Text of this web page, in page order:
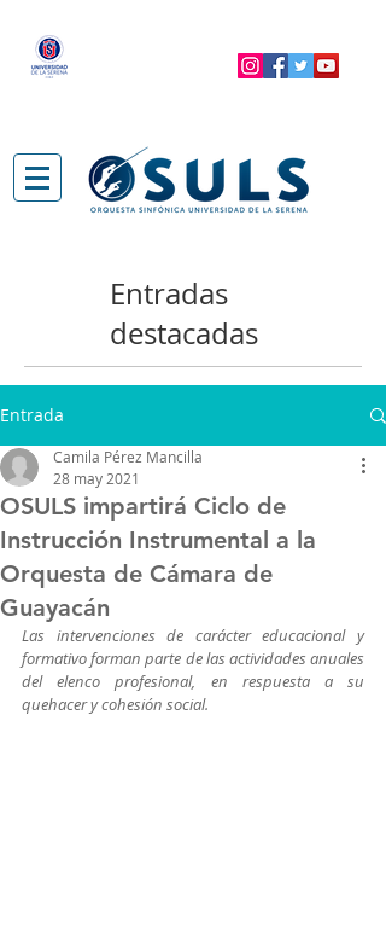
Entradas
destacadas
Entrada
OSULS impartirá Ciclo de
Instrucción Instrumental a la
Orquesta de Cámara de
Guayacán
Camila Pérez Mancilla
28 may 2021
Las intervenciones de carácter educacional y
formativo forman parte de las actividades anuales
del elenco profesional, en respuesta a su
quehacer y cohesión social.